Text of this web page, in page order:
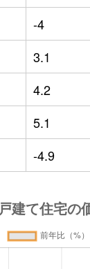
-4
3.1
4.2
5.1
-4.9